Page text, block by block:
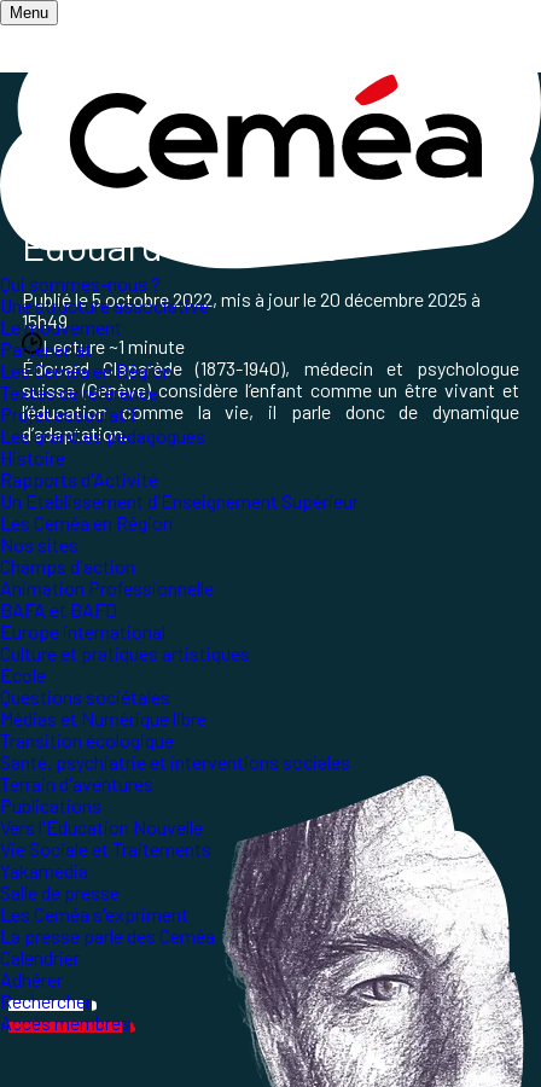
Menu
Qui sommes-nous ?
Une structure associative
Le mouvement
Partenariat
Les Ceméa en Région
Textes de référence
Projet associatif
Les grand.es pédagogues
Histoire
Rapports d'Activité
Un Etablissement d'Enseignement Supérieur
Les Ceméa en Région
Nos sites
Champs d'action
Animation Professionnelle
BAFA et BAFD
Europe international
Culture et pratiques artistiques
École
Questions sociétales
Médias et Numérique libre
Transition écologique
Santé, psychiatrie et interventions sociales
Terrain d'aventures
Publications
Vers l'Éducation Nouvelle
Vie Sociale et Traitements
Yakamedia
Salle de presse
Les Ceméa s'expriment
La presse parle des Ceméa
Calendrier
Adhérer
Rechercher
Accès membres
Accueil/
Qui sommes-nous ?
Les grands et grandes pédagogues
les Grands pédagogues
Édouard Claparède
Publié le5 octobre 2022, mis à jour le20 décembre 2025 à
15h49
Lecture ~1 minute
Édouard Claparède (1873-1940), médecin et psychologue
suisse (Genève) considère l’enfant comme un être vivant et
l’éducation comme la vie, il parle donc de dynamique
d’adaptation.